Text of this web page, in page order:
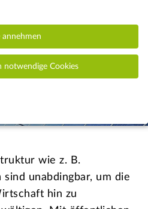
wie z. B.
unabdingbar, um die
hin zu
notwendige Cookies
annehmen